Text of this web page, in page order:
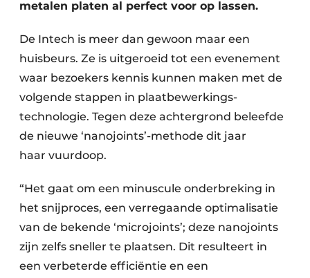
metalen platen al perfect voor op lassen.
De Intech is meer dan gewoon maar een
huisbeurs. Ze is uitgeroeid tot een evenement
waar bezoekers kennis kunnen maken met de
volgende stappen in plaatbewerkings­
technologie. Tegen deze achtergrond beleefde
de nieuwe ‘nanojoints’-methode dit jaar
haar vuurdoop.
“Het gaat om een minuscule onderbreking in
het snijproces, een verregaande optimalisatie
van de bekende ‘microjoints’; deze nanojoints
zijn zelfs sneller te plaatsen. Dit resulteert in
een verbeterde efficiëntie en een